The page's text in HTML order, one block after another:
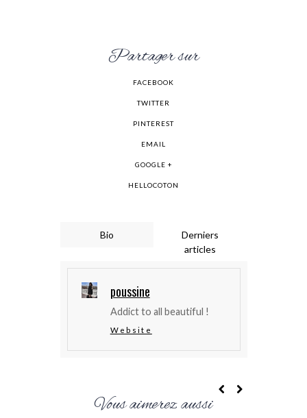
Partager sur
FACEBOOK
TWITTER
PINTEREST
EMAIL
GOOGLE +
HELLOCOTON
Bio
Derniers
articles
poussine
Addict to all beautiful !
Website
Vous aimerez aussi